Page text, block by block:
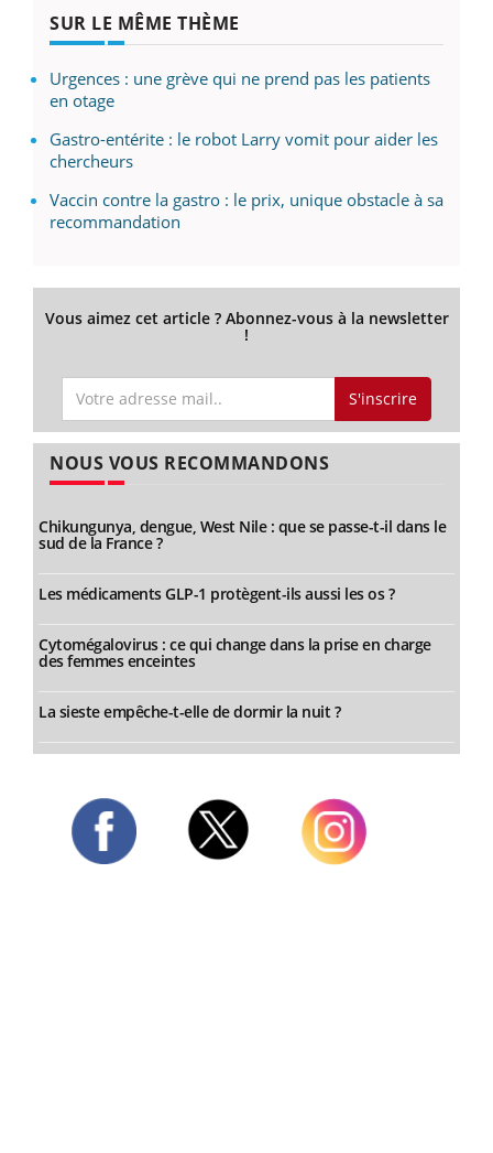
SUR LE MÊME THÈME
Urgences : une grève qui ne prend pas les patients
en otage
Gastro-entérite : le robot Larry vomit pour aider les
chercheurs
Vaccin contre la gastro : le prix, unique obstacle à sa
recommandation
Vous aimez cet article ? Abonnez-vous à la newsletter
!
S'inscrire
NOUS VOUS RECOMMANDONS
Chikungunya, dengue, West Nile : que se passe-t-il dans le
sud de la France ?
Les médicaments GLP-1 protègent-ils aussi les os ?
Cytomégalovirus : ce qui change dans la prise en charge
des femmes enceintes
La sieste empêche-t-elle de dormir la nuit ?